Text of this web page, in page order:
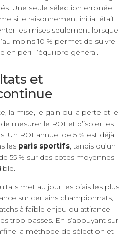
Une seule sélection erronée
si le raisonnement initial était
les mises seulement lorsque
moins 10 % permet de suivre
en péril l’équilibre général.
et
la mise, le gain ou la perte et le
mesurer le ROI et d’isoler les
Un ROI annuel de 5 % est déjà
les paris sportifs, tandis qu’un
55 % sur des cotes moyennes
met au jour les biais les plus
sur certains championnats,
à faible enjeu ou attirance
trop basses. En s’appuyant sur
la méthode de sélection et